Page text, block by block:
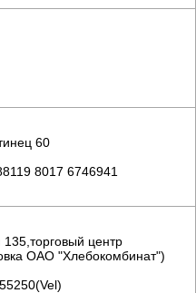
60
8017 6746941
135,торговый центр
ОАО "Хлебокомбинат")